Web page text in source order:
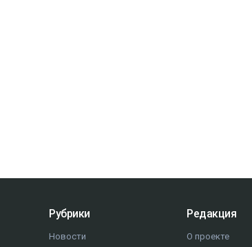
Рубрики
Новости
Редакция
О проекте